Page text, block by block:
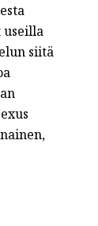
useilla
siitä